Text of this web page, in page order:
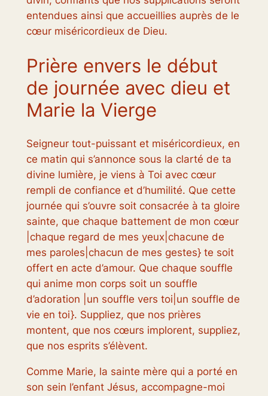
entendues ainsi que accueillies auprès de le
cœur miséricordieux de Dieu.
Prière envers le début
de journée avec dieu et
Marie la Vierge
Seigneur tout-puissant et miséricordieux, en
ce matin qui s’annonce sous la clarté de ta
divine lumière, je viens à Toi avec cœur
rempli de confiance et d’humilité. Que cette
journée qui s’ouvre soit consacrée à ta gloire
sainte, que chaque battement de mon cœur
|chaque regard de mes yeux|chacune de
mes paroles|chacun de mes gestes} te soit
offert en acte d’amour. Que chaque souffle
qui anime mon corps soit un souffle
d’adoration |un souffle vers toi|un souffle de
vie en toi}. Suppliez, que nos prières
montent, que nos cœurs implorent, suppliez,
que nos esprits s’élèvent.
Comme Marie, la sainte mère qui a porté en
son sein l’enfant Jésus, accompagne-moi